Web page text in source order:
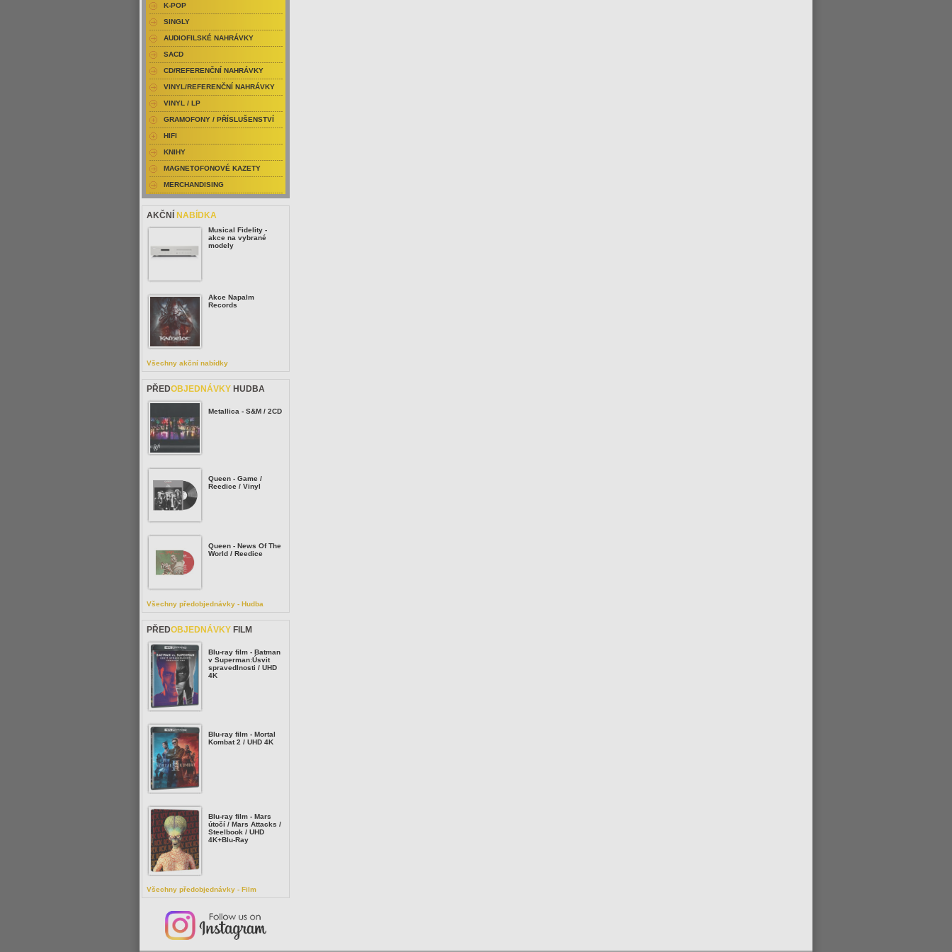
K-POP
SINGLY
AUDIOFILSKÉ NAHRÁVKY
SACD
CD/REFERENČNÍ NAHRÁVKY
VINYL/REFERENČNÍ NAHRÁVKY
VINYL / LP
GRAMOFONY / PŘÍSLUŠENSTVÍ
HIFI
KNIHY
MAGNETOFONOVÉ KAZETY
MERCHANDISING
AKČNÍ NABÍDKA
Musical Fidelity -
akce na vybrané
modely
Akce Napalm
Records
Všechny akční nabídky
PŘEDOBJEDNÁVKY HUDBA
Metallica - S&M / 2CD
Queen - Game /
Reedice / Vinyl
Queen - News Of The
World / Reedice
Všechny předobjednávky - Hudba
PŘEDOBJEDNÁVKY FILM
Blu-ray film - Batman
v Superman:Úsvit
spravedlnosti / UHD
4K
Blu-ray film - Mortal
Kombat 2 / UHD 4K
Blu-ray film - Mars
útočí / Mars Attacks /
Steelbook / UHD
4K+Blu-Ray
Všechny předobjednávky - Film